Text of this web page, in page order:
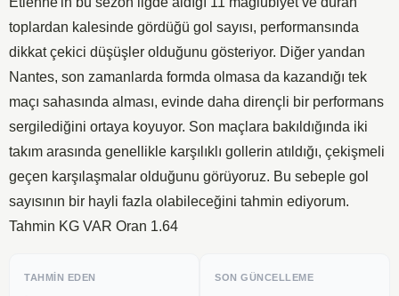
toplardan kalesinde gördüğü gol sayısı, performansında
dikkat çekici düşüşler olduğunu gösteriyor. Diğer yandan
Nantes, son zamanlarda formda olmasa da kazandığı tek
maçı sahasında alması, evinde daha dirençli bir performans
sergilediğini ortaya koyuyor. Son maçlara bakıldığında iki
takım arasında genellikle karşılıklı gollerin atıldığı, çekişmeli
geçen karşılaşmalar olduğunu görüyoruz. Bu sebeple gol
sayısının bir hayli fazla olabileceğini tahmin ediyorum.
Tahmin KG VAR Oran 1.64
TAHMIN EDEN SON GÜNCELLEME